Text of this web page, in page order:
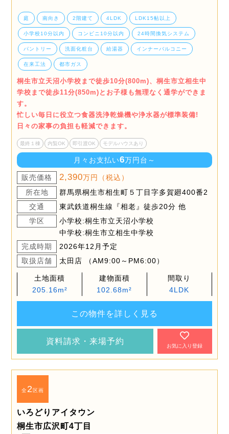
庭 南向き 2階建て 4LDK LDK15帖以上
小学校10分以内 コンビニ10分以内 24時間換気システム
パントリー 洗面化粧台 給湯器 インナーバルコニー
在来工法 都市ガス
桐生市立天沼小学校まで徒歩10分(800m)、桐生市立相生中
学校まで徒歩11分(850m)とお子様も無理なく通学ができま
す。
忙しい毎日に役立つ食器洗浄乾燥機や浄水器が標準装備!
日々の家事の負担も軽減できます。
最終１棟 内覧OK 即引渡OK モデルハウスあり
月々お支払い6万円台～
販売価格 2,390万円（税込）
所在地
群馬県桐生市相生町５丁目字多賀廻400番2
交通
東武鉄道桐生線『相老』徒歩20分 他
学区
小学校:桐生市立天沼小学校
中学校:桐生市立相生中学校
完成時期
2026年12月予定
取扱店舗
太田店 （AM9:00～PM6:00）
土地面積
205.16m²
建物面積
102.68m²
間取り
4LDK
この物件を詳しく見る
資料請求・来場予約
お気に入り登録
全2区画
いろどりアイタウン
桐生市広沢町4丁目